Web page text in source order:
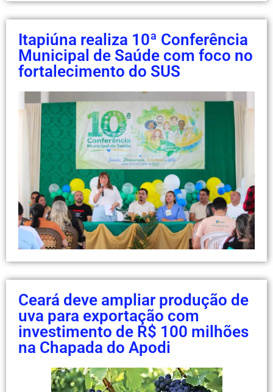
Itapiúna realiza 10ª Conferência
Municipal de Saúde com foco no
fortalecimento do SUS
Ceará deve ampliar produção de
uva para exportação com
investimento de R$ 100 milhões
na Chapada do Apodi